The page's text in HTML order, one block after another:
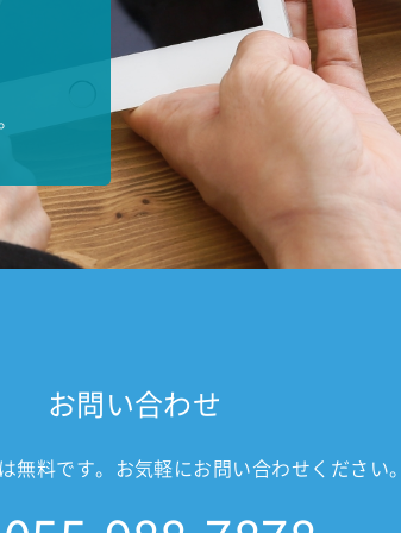
お問い合わせ
無料です。 お気軽にお問い合わせください